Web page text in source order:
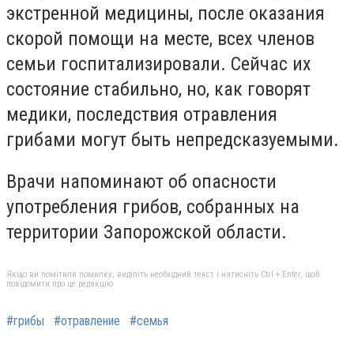
экстренной медицины, после оказания
скорой помощи на месте, всех членов
семьи госпитализировали. Сейчас их
состояние стабильно, но, как говорят
медики, последствия отравления
грибами могут быть непредсказуемыми.
Врачи напоминают об опасности
употребления грибов, собранных на
территории Запорожской области.
Якщо ви помітили помилку, виділіть необхідний текст і натисніть Ctrl + Enter, щоб
повідомити про це редакцію
#грибы #отравление #семья